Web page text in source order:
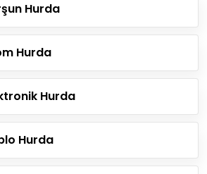
Hurda
Hurda
Hurda
Hurda